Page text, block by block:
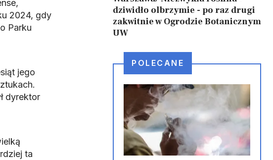
2024, gdy
Parku
jego
dyrektor
ta
dziwidło olbrzymie - po raz drugi
zakwitnie w Ogrodzie Botanicznym
UW
POLECANE